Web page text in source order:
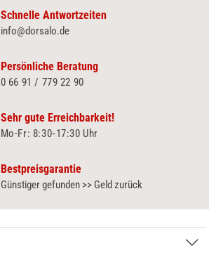
Schnelle Antwortzeiten
info@dorsalo.de
Persönliche Beratung
0 66 91 / 779 22 90
Sehr gute Erreichbarkeit!
Mo-Fr: 8:30‑17:30 Uhr
Bestpreisgarantie
Günstiger gefunden >> Geld zurück